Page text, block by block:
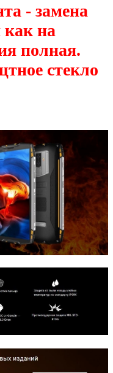
- замена
на
полная.
стекло